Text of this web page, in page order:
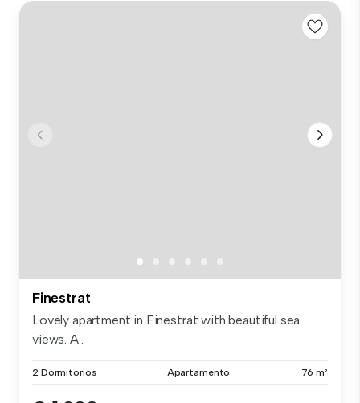
Finestrat
Lovely apartment in Finestrat with beautiful sea
views. A...
2 Dormitorios Apartamento 76 m²